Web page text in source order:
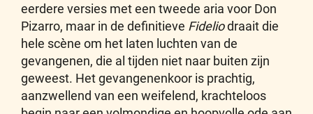
eerdere versies met een tweede aria voor Don
Pizarro, maar in de definitieve Fideliodraait die
hele scène om het laten luchten van de
gevangenen, die al tijden niet naar buiten zijn
geweest. Het gevangenenkoor is prachtig,
aanzwellend van een weifelend, krachteloos